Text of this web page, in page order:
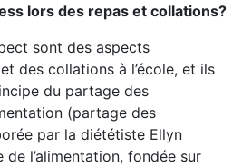
lors des repas et collations?
sont des aspects
des collations à l’école, et ils
du partage des
(partage des
par la diététiste Ellyn
l’alimentation, fondée sur